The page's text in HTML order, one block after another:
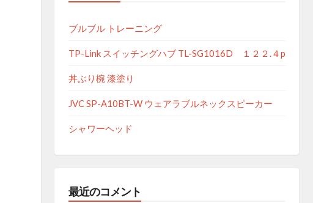
ブ
ブルブル トレーニング
TP-Link スイッチングハブ TL-SG1016D １２２.４p
丼ぶり椀 漆塗り
JVC SP-A10BT-W ウェアラブルネックスピーカー
シャワーヘッド
最近のコメント